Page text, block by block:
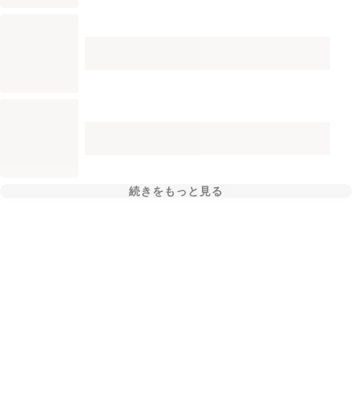
続きをもっと見る